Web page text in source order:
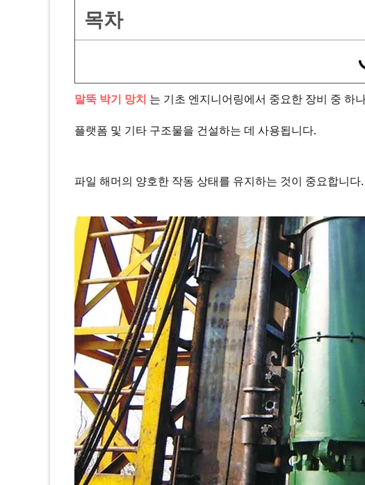
목차
말뚝 박기 망치 는 기초 엔지니어링에서 중요한 장비 중 하
플랫폼 및 기타 구조물을 건설하는 데 사용됩니다.
파일 해머의 양호한 작동 상태를 유지하는 것이 중요합니